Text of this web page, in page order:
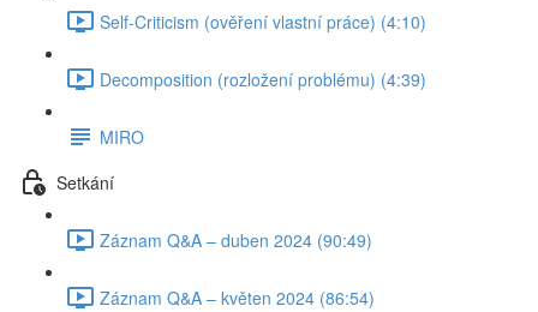
Self-Criticism (ověření vlastní práce) (4:10)
Decomposition (rozložení problému) (4:39)
MIRO
Setkání
Záznam Q&A – duben 2024 (90:49)
Záznam Q&A – květen 2024 (86:54)